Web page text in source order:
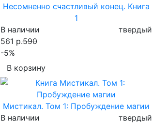
Несомненно счастливый конец. Книга
1
В наличии
твердый
561 р.590
-5%
В корзину
Мистикал. Том 1: Пробуждение магии
В наличии
твердый